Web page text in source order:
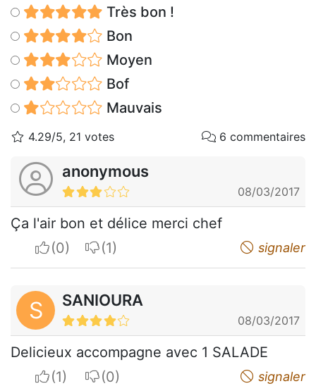
Très bon !
Bon
Moyen
Bof
Mauvais
4.29/5, 21 votes 6 commentaires
anonymous
08/03/2017
Ça l'air bon et délice merci chef
I apreciateI do not appreciate signaler
S SANIOURA
08/03/2017
Delicieux accompagne avec 1 SALADE
I apreciateI do not appreciate signaler